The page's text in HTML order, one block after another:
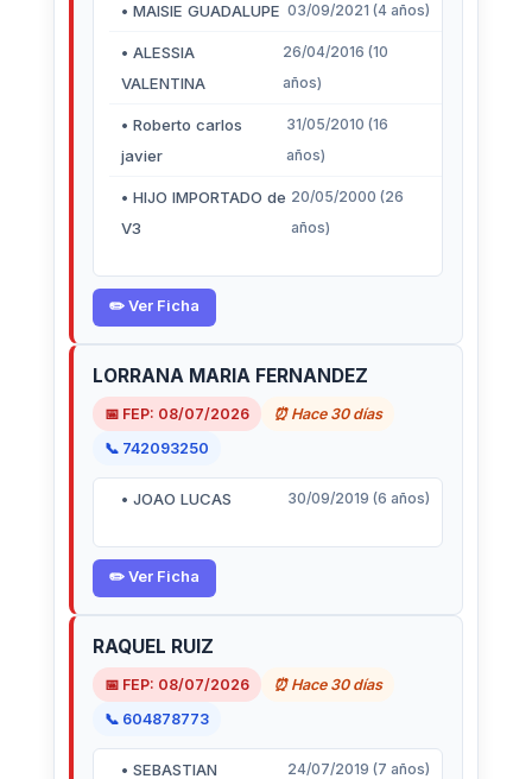
• MAISIE GUADALUPE 03/09/2021 (4 años)
• ALESSIA
VALENTINA
26/04/2016 (10
años)
• Roberto carlos
javier
31/05/2010 (16
años)
• HIJO IMPORTADO de
V3
20/05/2000 (26
años)
✏️ Ver Ficha
LORRANA MARIA FERNANDEZ
📅 FEP: 08/07/2026
⏰ Hace 30 días
📞 742093250
• JOAO LUCAS 30/09/2019 (6 años)
✏️ Ver Ficha
RAQUEL RUIZ
📅 FEP: 08/07/2026
⏰ Hace 30 días
📞 604878773
• SEBASTIAN 24/07/2019 (7 años)